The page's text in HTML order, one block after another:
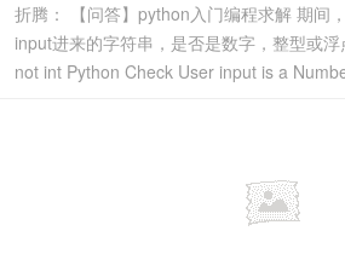
折腾： 【问答】python入门编程求解 期间
input进来的字符串，是否是数字，整型或
not int Python Check User input is a